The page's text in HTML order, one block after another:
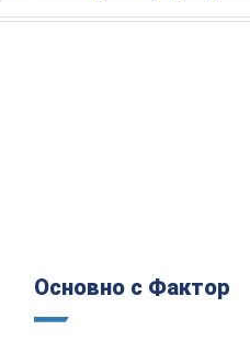
Основно с Фактор